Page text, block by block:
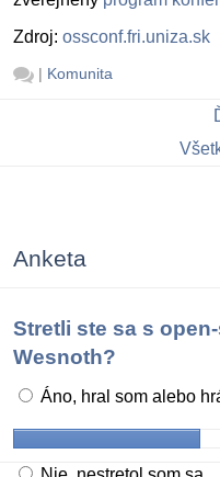
Zdroj: ossconf.fri.uniza.sk
| Komunita
Anketa
Stretli ste sa s
Wesnoth?
Áno, hral som alebo